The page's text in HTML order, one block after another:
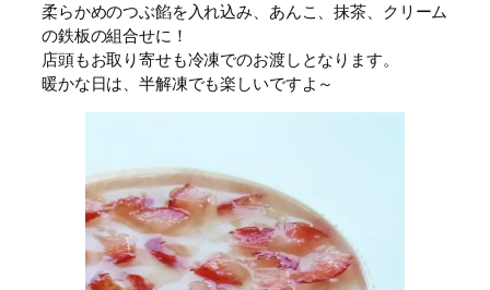
柔らかめのつぶ餡を入れ込み、あんこ、抹茶、クリーム
の鉄板の組合せに！
店頭もお取り寄せも冷凍でのお渡しとなります。
暖かな日は、半解凍でも楽しいですよ～